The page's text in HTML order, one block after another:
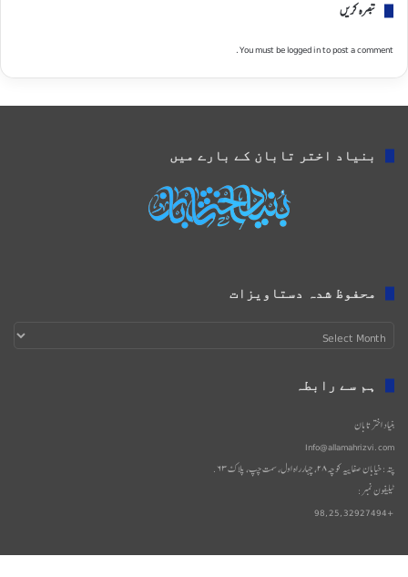
تبصره کریں
You must belogged into post a comment.
بنیاد اختر تابان کے بارے میں
محفوظ شدہ دستاویزات
محفوظ
ہم سے رابطہ
بنیاد اختر تابان
Info@allamahrizvi.com
پتہ: خیابان صفاییه کوچه۲۸، چهار‌راه اول، سمت چپ، پلاک۶۳.
ٹیلیفون نمبر:
+98,25,32927494